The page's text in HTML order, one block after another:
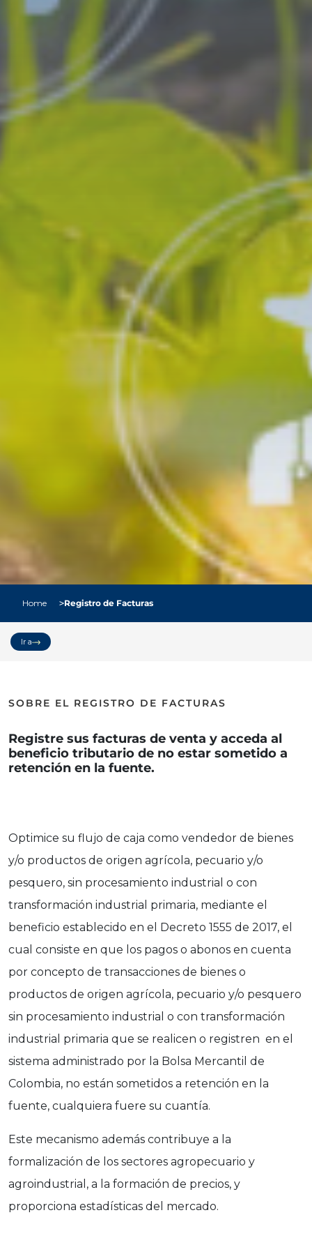
Sobrescribir enlaces de ayuda
Home Registro de Facturas
Ir a
SOBRE EL REGISTRO DE FACTURAS
Registre sus facturas de venta y acceda al
beneficio tributario de no estar sometido a
retención en la fuente.
Optimice su flujo de caja como vendedor de bienes
y/o productos de origen agrícola, pecuario y/o
pesquero, sin procesamiento industrial o con
transformación industrial primaria, mediante el
beneficio establecido en el Decreto 1555 de 2017, el
cual consiste en que los pagos o abonos en cuenta
por concepto de transacciones de bienes o
productos de origen agrícola, pecuario y/o pesquero
sin procesamiento industrial o con transformación
industrial primaria que se realicen o registren en el
sistema administrado por la Bolsa Mercantil de
Colombia, no están sometidos a retención en la
fuente, cualquiera fuere su cuantía.
Este mecanismo además contribuye a la
formalización de los sectores agropecuario y
agroindustrial, a la formación de precios, y
proporciona estadísticas del mercado.